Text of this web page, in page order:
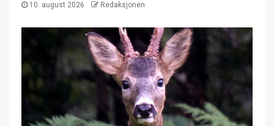
10. august 2026 Redaksjonen